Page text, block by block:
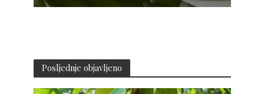
Posljednje objavljeno